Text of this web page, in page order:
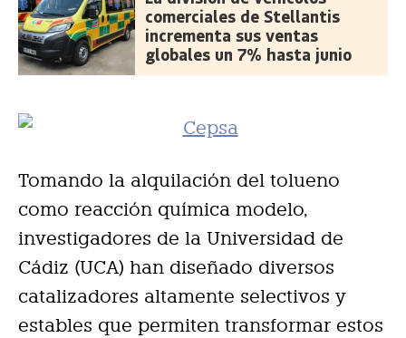
comerciales de Stellantis
incrementa sus ventas
globales un 7% hasta junio
Tomando la alquilación del tolueno
como reacción química modelo,
investigadores de la Universidad de
Cádiz (UCA) han diseñado diversos
catalizadores altamente selectivos y
estables que permiten transformar estos